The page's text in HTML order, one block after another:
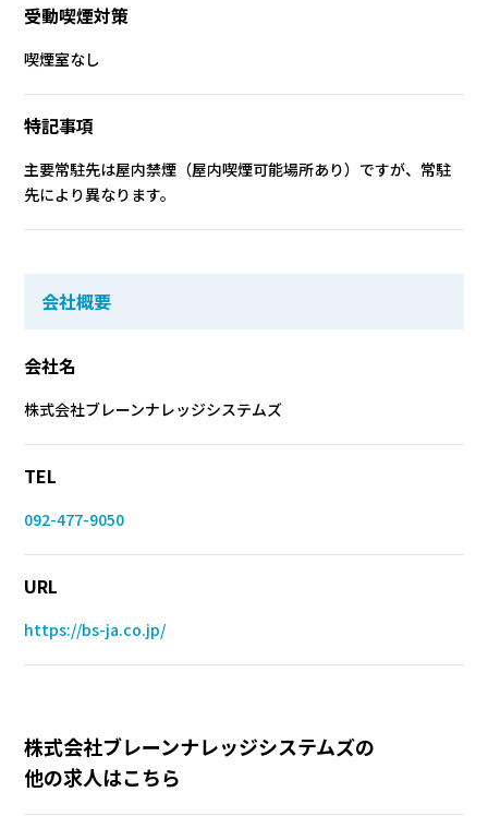
受動喫煙対策
喫煙室なし
特記事項
主要常駐先は屋内禁煙（屋内喫煙可能場所あり）ですが、常駐
先により異なります。
会社概要
会社名
株式会社ブレーンナレッジシステムズ
TEL
092-477-9050
URL
https://bs-ja.co.jp/
株式会社ブレーンナレッジシステムズの
他の求人はこちら